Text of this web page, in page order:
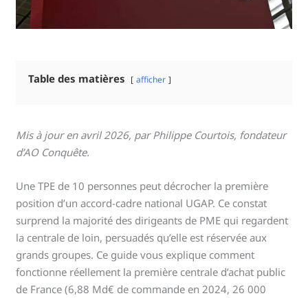
Table des matières afficher
Mis à jour en avril 2026, par Philippe Courtois, fondateur
d’AO Conquête.
Une TPE de 10 personnes peut décrocher la première
position d’un accord-cadre national UGAP. Ce constat
surprend la majorité des dirigeants de PME qui regardent
la centrale de loin, persuadés qu’elle est réservée aux
grands groupes. Ce guide vous explique comment
fonctionne réellement la première centrale d’achat public
de France (6,88 Md€ de commande en 2024, 26 000